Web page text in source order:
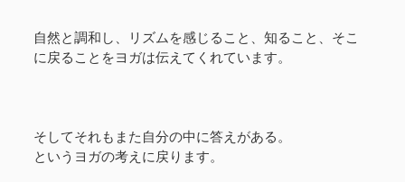
自然と調和し、リズムを感じること、知ること、そこ
に戻ることをヨガは伝えてくれています。
そしてそれもまた自分の中に答えがある。
というヨガの考えに戻ります。